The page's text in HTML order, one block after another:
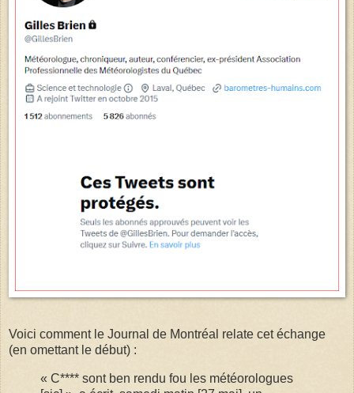
Voici comment le Journal de Montréal relate cet échange
(en omettant le début) :
« C**** sont ben rendu fou les météorologues